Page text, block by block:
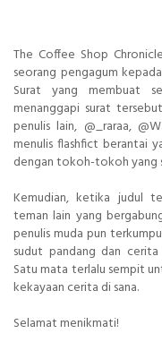
The Coffee Shop
seorang pengagum
Surat yang membuat
menanggapi surat
penulis lain, @_raraa,
menulis flashfict berantai
dengan tokoh-tokoh yang
Kemudian, ketika judul
teman lain yang
penulis muda pun
sudut pandang dan
Satu mata terlalu sempit
kekayaan cerita di sana.
Selamat menikmati!